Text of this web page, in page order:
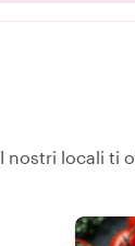
I nostri locali ti